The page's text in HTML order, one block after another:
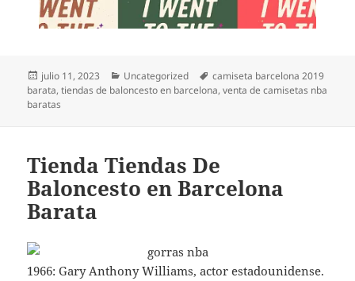
Publicado
el
julio 11, 2023 Categorías
Uncategorized Etiquetas
camiseta barcelona 2019
barata,tiendas de baloncesto en barcelona,venta de camisetas nba
baratas
Tienda Tiendas De
Baloncesto en Barcelona
Barata
1966: Gary Anthony Williams, actor estadounidense.